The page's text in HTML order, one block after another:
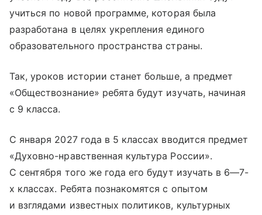
учиться по новой программе, которая была
разработана в целях укрепления единого
образовательного пространства страны.
Так, уроков истории станет больше, а предмет
«Обществознание» ребята будут изучать, начиная
с 9 класса.
С января 2027 года в 5 классах вводится предмет
«Духовно-нравственная культура России».
С сентября того же года его будут изучать в 6—7-
х классах. Ребята познакомятся с опытом
и взглядами известных политиков, культурных